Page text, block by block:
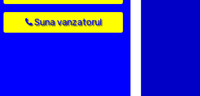
Suna vanzatorul